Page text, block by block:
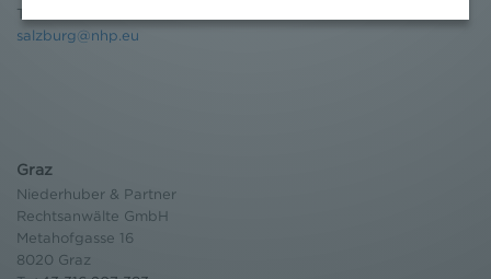
T:
salzburg@nhp.eu
Graz
Niederhuber & Partner
Rechtsanwälte GmbH
Metahofgasse 16
8020 Graz
werden können. Zudem finden Sie am